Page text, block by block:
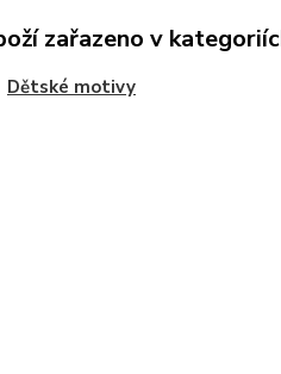
zařazeno v
Dětské motivy